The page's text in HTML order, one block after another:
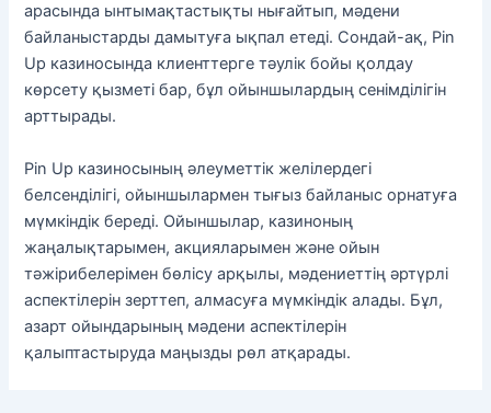
арасында ынтымақтастықты нығайтып, мәдени
байланыстарды дамытуға ықпал етеді. Сондай-ақ, Pin
Up казиносында клиенттерге тәулік бойы қолдау
көрсету қызметі бар, бұл ойыншылардың сенімділігін
арттырады.
Pin Up казиносының әлеуметтік желілердегі
белсенділігі, ойыншылармен тығыз байланыс орнатуға
мүмкіндік береді. Ойыншылар, казиноның
жаңалықтарымен, акцияларымен және ойын
тәжірибелерімен бөлісу арқылы, мәдениеттің әртүрлі
аспектілерін зерттеп, алмасуға мүмкіндік алады. Бұл,
азарт ойындарының мәдени аспектілерін
қалыптастыруда маңызды рөл атқарады.